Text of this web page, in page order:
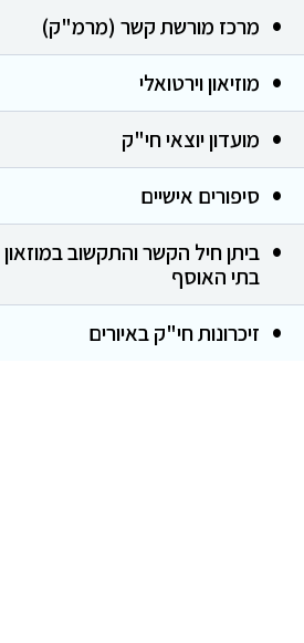
מרכז מורשת קשר (מרמ"ק)
מוזיאון וירטואלי
מועדון יוצאי חי"ק
סיפורים אישיים
ביתן חיל הקשר והתקשוב במוזאון
בתי האוסף
זיכרונות חי"ק באיורים